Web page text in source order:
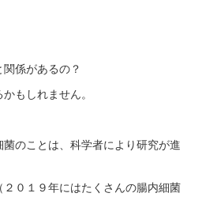
係があるの？
もしれません。
のことは、科学者により研究が進
０１９年にはたくさんの腸内細菌